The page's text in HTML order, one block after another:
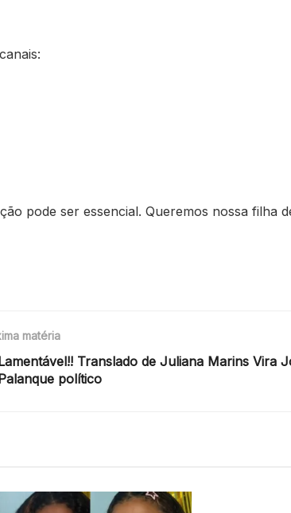
pode ser essencial. Queremos nossa filha
matéria
Translado de Juliana Marins Vira
político